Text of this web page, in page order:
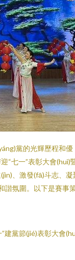
黨的光輝歷程和優
“七一”表彰大會(huì)
、激發(fā)斗志、凝
諧氛圍。以下是賽事
建黨節(jié)表彰大會